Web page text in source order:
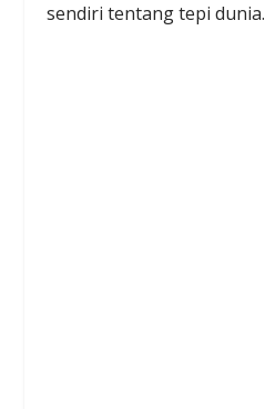
sendiri tentang tepi dunia.